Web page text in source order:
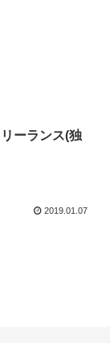
ーランス(独
2019.01.07